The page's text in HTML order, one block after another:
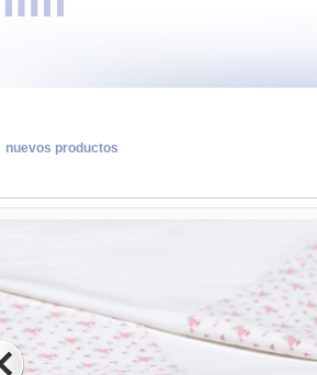
nuevos productos